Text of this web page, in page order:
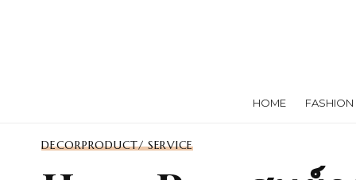
HOME FASHION
DECORPRODUCT/ SERVICE